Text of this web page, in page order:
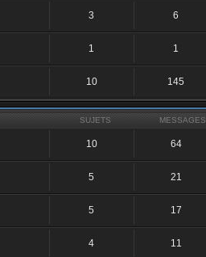
3 6
1 1
10 145
SUJETS MESSAGES
10 64
5 21
5 17
4 11